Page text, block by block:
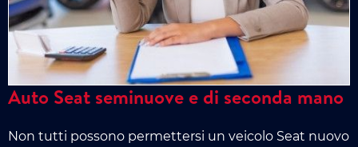
Auto Seat seminuove e di seconda mano
Non tutti possono permettersi un veicolo Seat nuovo